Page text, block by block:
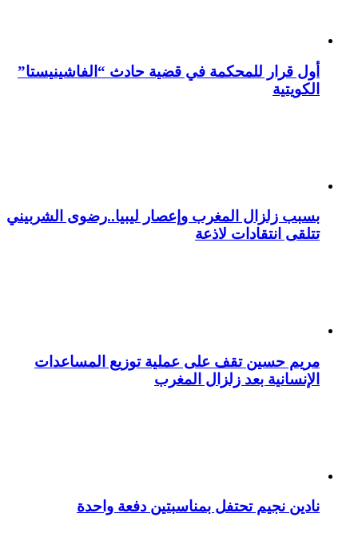
أول قرار للمحكمة في قضية حادث “الفاشينيستا”
الكويتية
بسبب زلزال المغرب وإعصار ليبيا..رضوى الشربيني
تتلقى انتقادات لاذعة
مريم حسين تقف على عملية توزيع المساعدات
الإنسانية بعد زلزال المغرب
نادين نجيم تحتفل بمناسبتين دفعة واحدة